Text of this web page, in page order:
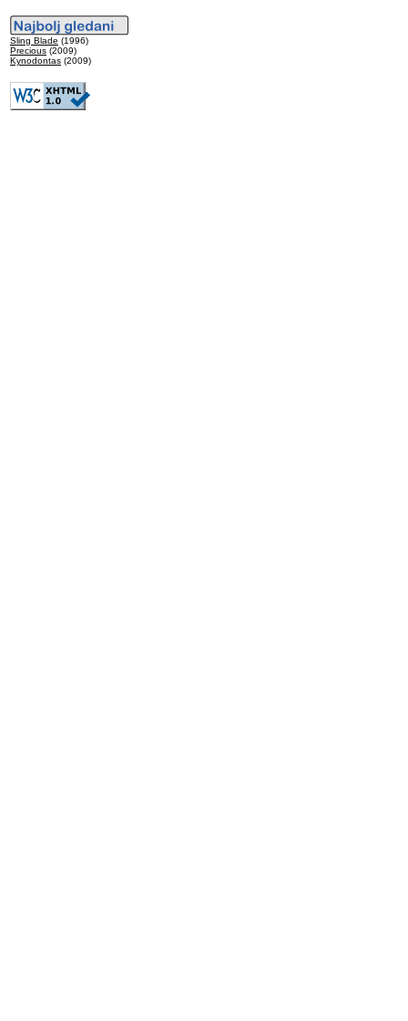
Sling Blade (1996)
Precious (2009)
Kynodontas (2009)